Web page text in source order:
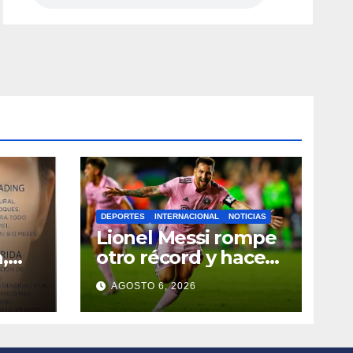
DEPORTES INTERNACIONAL NOTICIAS
Lionel Messi rompe
otro récord y hace
historia en la
Leagues Cup con
Inter Miami
AGOSTO 6, 2026